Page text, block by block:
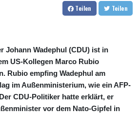
Teilen Teilen
Johann Wadephul (CDU) ist in
US-Kollegen Marco Rubio
Rubio empfing Wadephul am
im Außenministerium, wie ein AFP-
CDU-Politiker hatte erklärt, er
vor dem Nato-Gipfel in